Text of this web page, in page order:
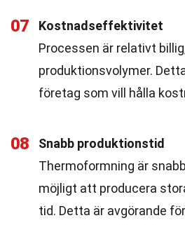
07
Kostnadseffektivitet
Processen är relativt
produktionsvolymer.
företag som vill hålla
08
Snabb produktionstid
Thermoformning är
möjligt att producera
tid. Detta är avgörande